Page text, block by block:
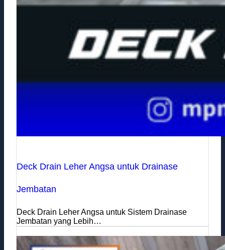
Deck Drain Leher Angsa untuk Drainase
Jembatan
Deck Drain Leher Angsa untuk Sistem Drainase
Jembatan yang Lebih…